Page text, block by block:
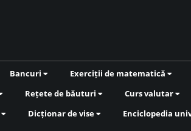
Bancuri
Exerciții de matematică
Rețete de băuturi
Curs valutar
Dicționar de vise Enciclopedia